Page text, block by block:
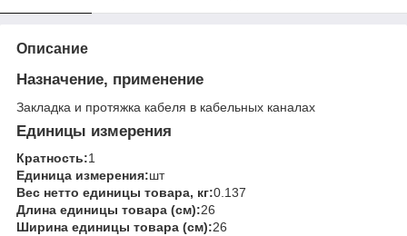
Описание
Назначение, применение
Закладка и протяжка кабеля в кабельных каналах
Единицы измерения
Кратность:1
Единица измерения:шт
Вес нетто единицы товара, кг:0.137
Длина единицы товара (см):26
Ширина единицы товара (см):26